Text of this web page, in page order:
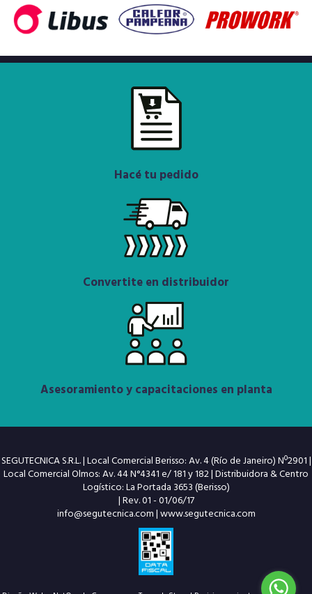
Hacé tu pedido
Convertite en distribuidor
Asesoramiento y capacitaciones en planta
SEGUTECNICA S.R.L. | Local Comercial Berisso: Av. 4 (Río de Janeiro) Nº2901 |
Local Comercial Olmos: Av. 44 N°4341 e/ 181 y 182 | Distribuidora & Centro
Logístico: La Portada 3653 (Berisso)
| Rev. 01 - 01/06/17
info@segutecnica.com|www.segutecnica.com